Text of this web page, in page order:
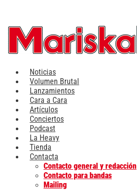
contenido
Noticias
Volumen Brutal
Lanzamientos
Cara a Cara
Artículos
Conciertos
Podcast
La Heavy
Tienda
Contacta
Contacto general y redacción
Contacto para bandas
Mailing